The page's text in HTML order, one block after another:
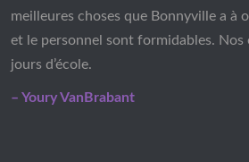
meilleures choses que Bonnyville a à
et le personnel sont formidables. Nos
jours d’école.
– Youry VanBrabant